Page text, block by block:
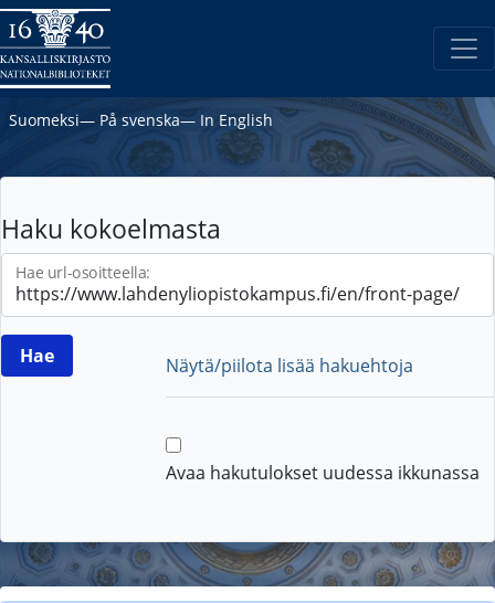
Suomeksi― På svenska― In English
Haku kokoelmasta
Hae url-osoitteella:
Näytä/piilota lisää hakuehtoja
Avaa hakutulokset uudessa ikkunassa